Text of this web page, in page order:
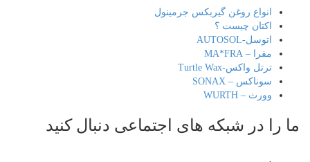
انواع روغن گیربکس جرمینول
اکتان چیست ؟
اتوسل-AUTOSOL
مفرا – MA*FRA
ترتل واکس-Turtle Wax
سوناکس – SONAX
وورث – WURTH
را در شبکه های اجتماعی دنبال کنید